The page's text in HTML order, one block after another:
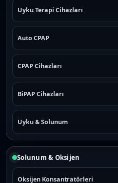
Uyku Terapi Cihazları
Auto CPAP
CPAP Cihazları
BiPAP Cihazları
Uyku & Solunum
Solunum & Oksijen
Oksijen Konsantratörleri